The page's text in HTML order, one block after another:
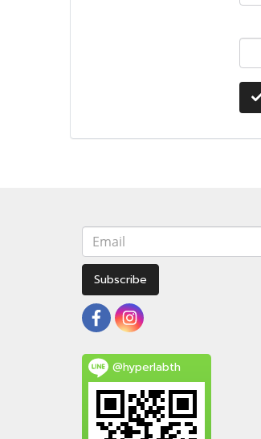
Subscribe
@hyperlabth